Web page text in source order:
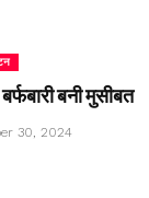
बनी मुसीबत
30, 2024